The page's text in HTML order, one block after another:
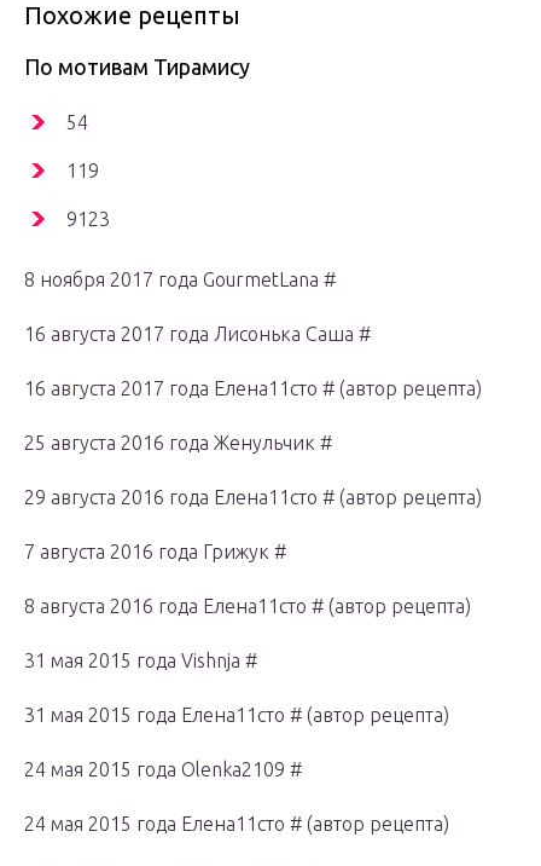
Похожие рецепты
По мотивам Тирамису
54
119
9123
8 ноября 2017 года GourmetLana #
16 августа 2017 года Лисонька Саша #
16 августа 2017 года Елена11сто # (автор рецепта)
25 августа 2016 года Женульчик #
29 августа 2016 года Елена11сто # (автор рецепта)
7 августа 2016 года Грижук #
8 августа 2016 года Елена11сто # (автор рецепта)
31 мая 2015 года Vishnja #
31 мая 2015 года Елена11сто # (автор рецепта)
24 мая 2015 года Olenka2109 #
24 мая 2015 года Елена11сто # (автор рецепта)